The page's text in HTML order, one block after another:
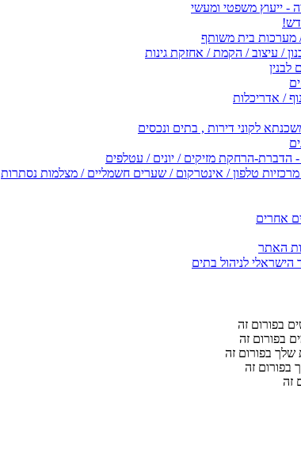
- ייעוץ משפטי ומעשי
מערכות בית משותף
/ עיצוב / הקמת / אחזקת גינות
/ אדריכלות
לקוני דירות , בתים ונכסים
הרחקת מזיקים / יונים / עטלפים
טלפון / אינטרקום / שערים חשמליים / מצלמות נסתרות
אחרים
האתר
לניהול בתים
בפורום זה
בפורום זה
בפורום זה
בפורום זה
זה